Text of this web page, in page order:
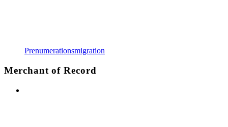
Prenumerationsmigration
Merchant of Record